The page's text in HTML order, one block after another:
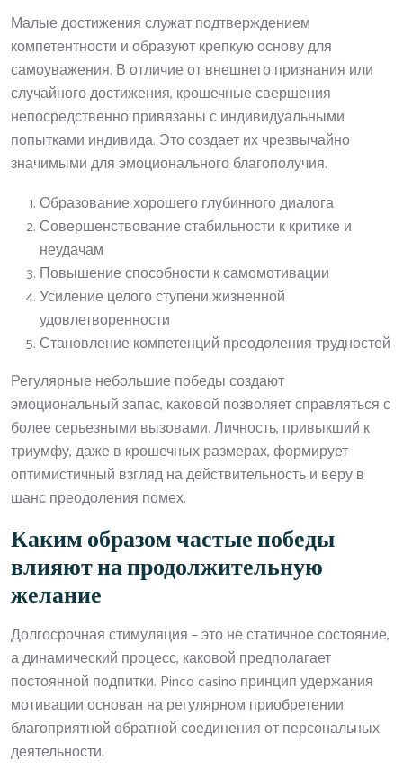
Малые достижения служат подтверждением
компетентности и образуют крепкую основу для
самоуважения. В отличие от внешнего признания или
случайного достижения, крошечные свершения
непосредственно привязаны с индивидуальными
попытками индивида. Это создает их чрезвычайно
значимыми для эмоционального благополучия.
Образование хорошего глубинного диалога
Совершенствование стабильности к критике и
неудачам
Повышение способности к самомотивации
Усиление целого ступени жизненной
удовлетворенности
Становление компетенций преодоления трудностей
Регулярные небольшие победы создают
эмоциональный запас, каковой позволяет справляться с
более серьезными вызовами. Личность, привыкший к
триумфу, даже в крошечных размерах, формирует
оптимистичный взгляд на действительность и веру в
шанс преодоления помех.
Каким образом частые победы
влияют на продолжительную
желание
Долгосрочная стимуляция – это не статичное состояние,
а динамический процесс, каковой предполагает
постоянной подпитки. Pinco casino принцип удержания
мотивации основан на регулярном приобретении
благоприятной обратной соединения от персональных
деятельности.